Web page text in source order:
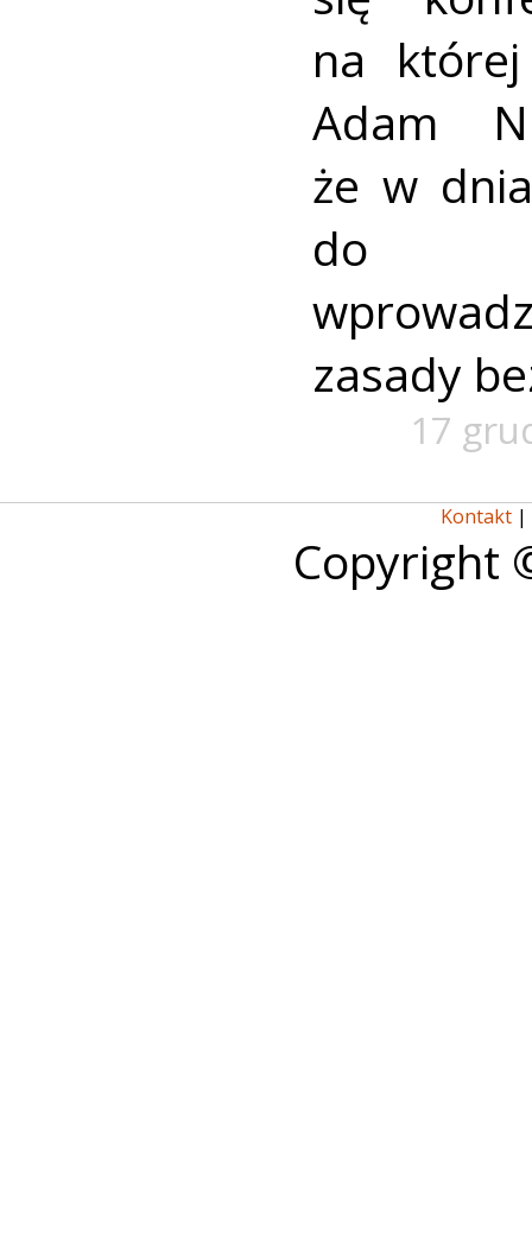
na
Adam
że w
do
zasady
17
Kontakt |
Copyright